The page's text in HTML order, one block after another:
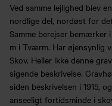
Ved samme lejlighed blev
nordlige del, nordøst for
Samme berejser bemærker
m i Tværm. Har øjensynlig
Skov. Heller ikke denne
sigende beskrivelse.
siden beskrivelsen i 1915,
anseeligt fortidsminde i